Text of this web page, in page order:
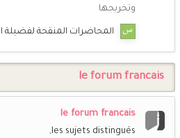
وتخريجها
المحاضرات المنقحة لفضيلة
le forum francais
le forum francais
les sujets distingués